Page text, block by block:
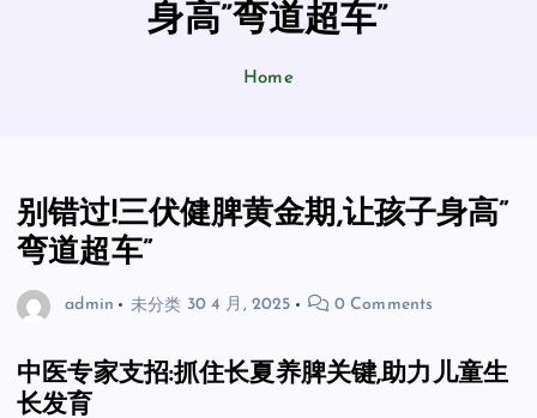
身高”弯道超车”
Home
别错过!三伏健脾黄金期,让孩子身高”
弯道超车”
admin 未分类 30 4 月, 2025 0 Comments
中医专家支招:抓住长夏养脾关键,助力儿童生
长发育